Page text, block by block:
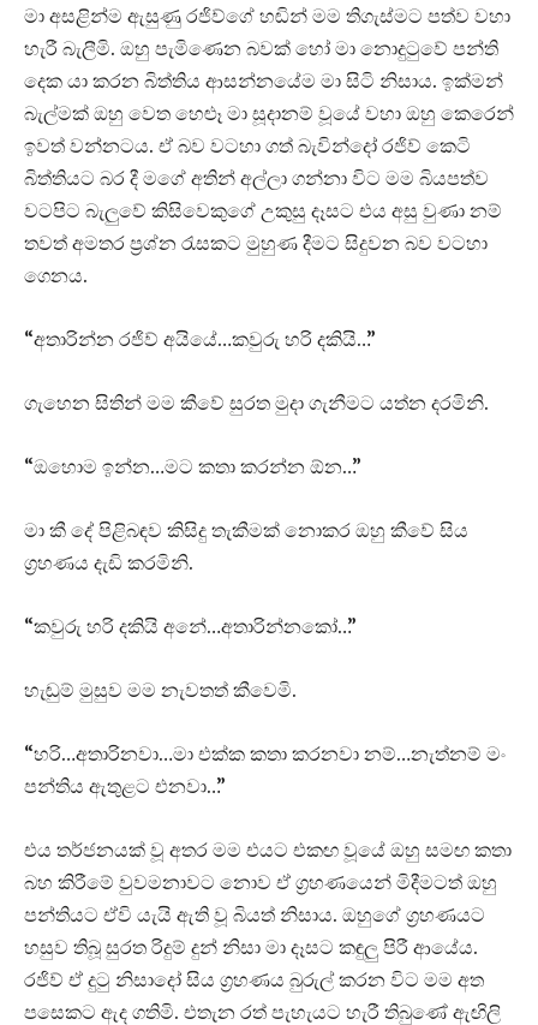
මා අසළින්ම ඇසුණු රජිව්ගේ හඬින් මම තිගැස්මට පත්ව වහා
හැරී බැලීමි. ඔහු පැමිණෙන බවක් හෝ මා නොදුටුවේ පන්ති
දෙක යා කරන බිත්තිය ආසන්නයේම මා සිටි නිසාය. ඉක්මන්
බැල්මක් ඔහු වෙත හෙළූ මා සූදානම් වූයේ වහා ඔහු කෙරෙන්
ඉවත් වන්නටය. ඒ බව වටහා ගත් බැවින්දෝ රජිව් කෙටි
බිත්තියට බර දී මගේ අතින් අල්ලා ගන්නා විට මම බියපත්ව
වටපිට බැලුවේ කිසිවෙකුගේ උකුසු දෑසට එය අසු වුණා නම්
තවත් අමතර ප්‍රශ්න රැසකට මුහුණ දීමට සිදුවන බව වටහා
ගෙනය.
“අතාරින්න රජිව් අයියේ…කවුරු හරි දකියි…”
ගැහෙන සිතින් මම කීවේ සුරත මුදා ගැනීමට යත්න දරමිනි.
“ඔහොම ඉන්න…මට කතා කරන්න ඕන…”
මා කී දේ පිළිබඳව කිසිදු තැකීමක් නොකර ඔහු කීවේ සිය
ග්‍රහණය දැඩි කරමිනි.
“කවුරු හරි දකියි අනේ…අතාරින්නකෝ…”
හැඬුම් මුසුව මම නැවතත් කීවෙමි.
“හරි…අතාරිනවා…මා එක්ක කතා කරනවා නම්…නැත්නම් මං
පන්තිය ඇතුළට එනවා…”
එය තර්ජනයක් වූ අතර මම එයට එකඟ වූයේ ඔහු සමඟ කතා
බහ කිරීමේ වුවමනාවට නොව ඒ ග්‍රහණයෙන් මිදීමටත් ඔහු
පන්තියට ඒවි යැයි ඇති වූ බියත් නිසාය. ඔහුගේ ග්‍රහණයට
හසුව තිබූ සුරත රිදුම් දුන් නිසා මා දෑසට කඳුලු පිරී ආයේය.
රජිව් ඒ දුටු නිසාදෝ සිය ග්‍රහණය බුරුල් කරන විට මම අත
පසෙකට ඇද ගතිමි. එතැන රත් පැහැයට හැරී තිබුණේ ඇඟිලි